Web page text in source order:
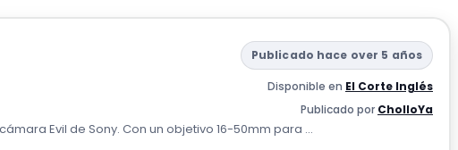
Publicado hace over 5 años
Disponible en El Corte Inglés
Publicado por CholloYa
Evil de Sony. Con un objetivo 16-50mm para ...